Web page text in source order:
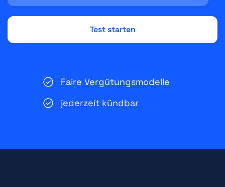
Faire Vergütungsmodelle
jederzeit kündbar